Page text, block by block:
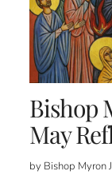
Bishop
May
by Bishop